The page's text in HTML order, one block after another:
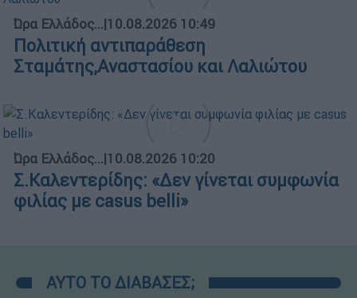
Ώρα Ελλάδος...|10.08.2026 10:49
Πολιτική αντιπαράθεση
Σταμάτης,Αναστασίου και Λαλιώτου
Ώρα Ελλάδος...|10.08.2026 10:20
Σ.Καλεντερίδης: «Δεν γίνεται συμφωνία
φιλίας με casus belli»
ΑΥΤΟ ΤΟ ΔΙΑΒΑΣΕΣ;